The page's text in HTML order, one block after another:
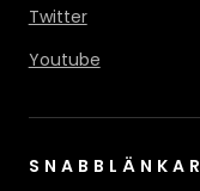
Twitter
Youtube
SNABBLÄNKAR